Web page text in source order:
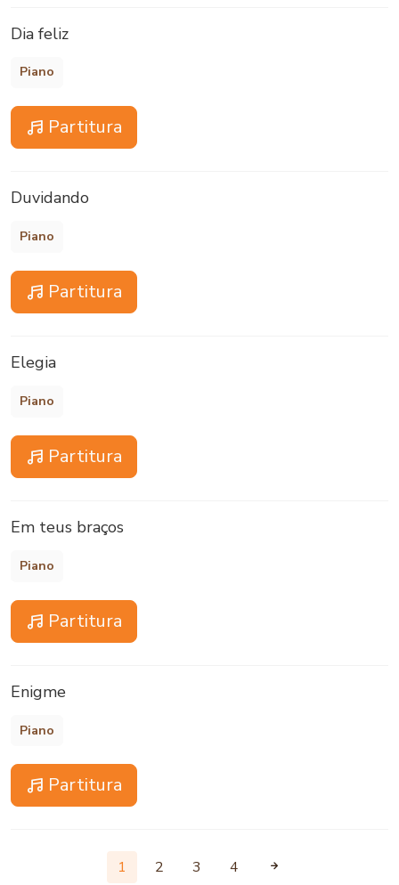
Dia feliz
Piano
Partitura
Duvidando
Piano
Partitura
Elegia
Piano
Partitura
Em teus braços
Piano
Partitura
Enigme
Piano
Partitura
1 2 3 4